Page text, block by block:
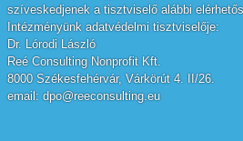
szíveskedjenek a tisztviselő alábbi
Intézményünk adatvédelmi tisztviselője:
Dr. Lórodi László
Reé Consulting Nonprofit Kft.
8000 Székesfehérvár, Várkörút 4. II/26.
email: dpo@reeconsulting.eu